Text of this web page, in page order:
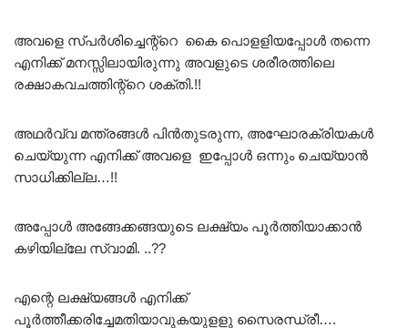
അവളെ സ്പർശിച്ചെന്റ്റെ കൈ പൊളളിയപ്പോൾ തന്നെ
എനിക്ക് മനസ്സിലായിരുന്നു അവളുടെ ശരീരത്തിലെ
രക്ഷാകവചത്തിന്റ്റെ ശക്തി.!!
അഥർവ്വ മന്ത്രങ്ങൾ പിൻതുടരുന്ന, അഘോരക്രിയകൾ
ചെയ്യുന്ന എനിക്ക് അവളെ ഇപ്പോൾ ഒന്നും ചെയ്യാൻ
സാധിക്കില്ല…!!
അപ്പോൾ അങ്ങേക്കങ്ങയുടെ ലക്ഷ്യം പൂർത്തിയാക്കാൻ
കഴിയില്ലേ സ്വാമി. ..??
എന്റെ ലക്ഷ്യങ്ങൾ എനിക്ക്
പൂർത്തീക്കരിച്ചേമതിയാവുകയുളളു സൈരന്ധ്രീ….